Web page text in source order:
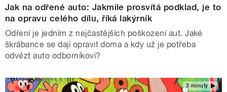
Jak na odřené auto: Jakmile prosvítá podklad, je to
na opravu celého dílu, říká lakýrník
Odření je jedním z nejčastějších poškození aut. Jaké
škrábance se dají opravit doma a kdy už je potřeba
odvézt auto odborníkovi?
3 minuty